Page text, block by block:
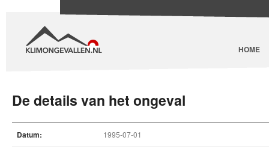
HOME
De details van het ongeval
Datum: 1995-07-01